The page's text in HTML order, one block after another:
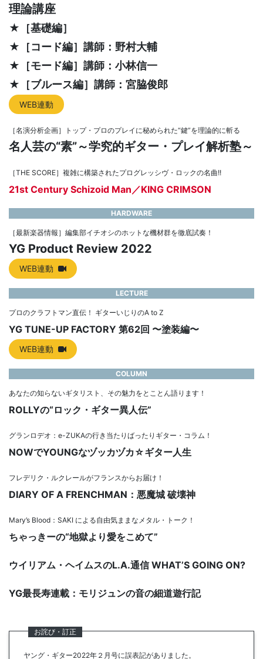
理論講座
★［基礎編］
★［コード編］講師：野村大輔
★［モード編］講師：小林信一
★［ブルース編］講師：宮脇俊郎
WEB連動
［名演分析企画］トップ・プロのプレイに秘められた“鍵”を理論的に斬る
名人芸の“素”～学究的ギター・プレイ解析塾～
［THE SCORE］複雑に構築されたプログレッシヴ・ロックの名曲!!
21st Century Schizoid Man／KING CRIMSON
HARDWARE
［最新楽器情報］編集部イチオシのホットな機材群を徹底試奏！
YG Product Review 2022
WEB連動
LECTURE
プロのクラフトマン直伝！ ギターいじりのA to Z
YG TUNE-UP FACTORY 第62回 〜塗装編〜
WEB連動
COLUMN
あなたの知らないギタリスト、その魅力をとことん語ります！
ROLLYの“ロック・ギター異人伝”
グランロデオ：e-ZUKAの行き当たりばったりギター・コラム！
NOWでYOUNGなヅッカヅカ☆ギター人生
フレデリク・ルクレールがフランスからお届け！
DIARY OF A FRENCHMAN：悪魔城 破壊神
Mary’s Blood：SAKI による自由気ままなメタル・トーク！
ちゃっきーの“地獄より愛をこめて”
ウイリアム・ヘイムスのL.A.通信 WHAT’S GOING ON?
YG最長寿連載：モリジュンの音の細道遊行記
ヤング・ギター2022年２月号に誤表記がありました。